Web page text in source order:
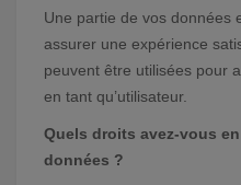
Une partie de vos données
assurer une expérience
peuvent être utilisées pour
en tant qu’utilisateur.
Quels droits avez-vous
données ?